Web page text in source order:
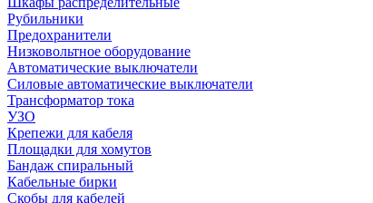
Рубильники
Предохранители
Низковольтное оборудование
Автоматические выключатели
Силовые автоматические выключатели
Трансформатор тока
УЗО
Крепежи для кабеля
Площадки для хомутов
Бандаж спиральный
Кабельные бирки
Cкобы для кабелей